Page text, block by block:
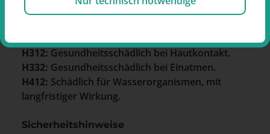
H312: Gesundheitsschädlich bei Hautkontakt.
H332: Gesundheitsschädlich bei Einatmen.
H412: Schädlich für Wasserorganismen, mit
langfristiger Wirkung.
Sicherheitshinweise